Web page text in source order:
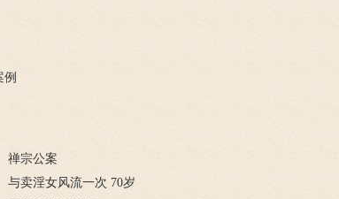
禅宗公案
与卖淫女风流一次 70岁